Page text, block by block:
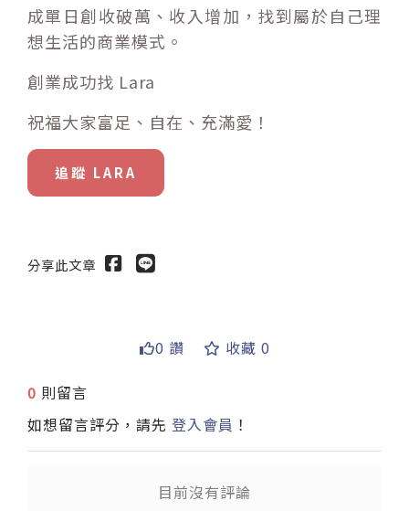
成單日創收破萬、收入增加，找到屬於自己理
想生活的商業模式。
創業成功找 Lara
祝福大家富足、自在、充滿愛！
追蹤 LARA
分享此文章
0 讚 收藏 0
0 則留言
如想留言評分，請先 登入會員 ！
目前沒有評論